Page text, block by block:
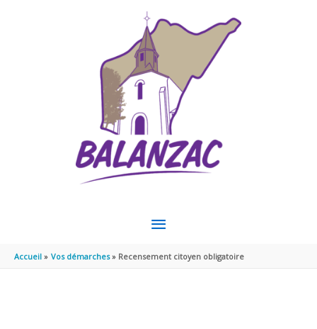
MENU
PRINCIPAL
Accueil Vos démarches Recensement citoyen obligatoire